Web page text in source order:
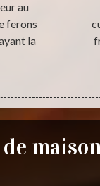
au
ferons
la